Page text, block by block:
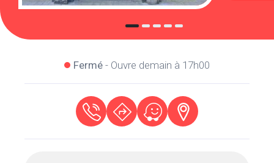
Fermé - Ouvre demain à 17h00